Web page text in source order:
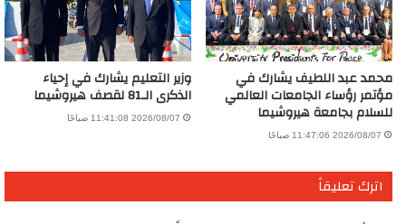
محمد عبد اللطيف يشارك في
مؤتمر رؤساء الجامعات العالمي
للسلام بجامعة هيروشيما
2026/08/07 11:47:06 صباحًا
وزير التعليم يشارك في إحياء
الذكرى الـ81 لقصف هيروشيما
2026/08/07 11:41:08 صباحًا
اترك تعليقاً